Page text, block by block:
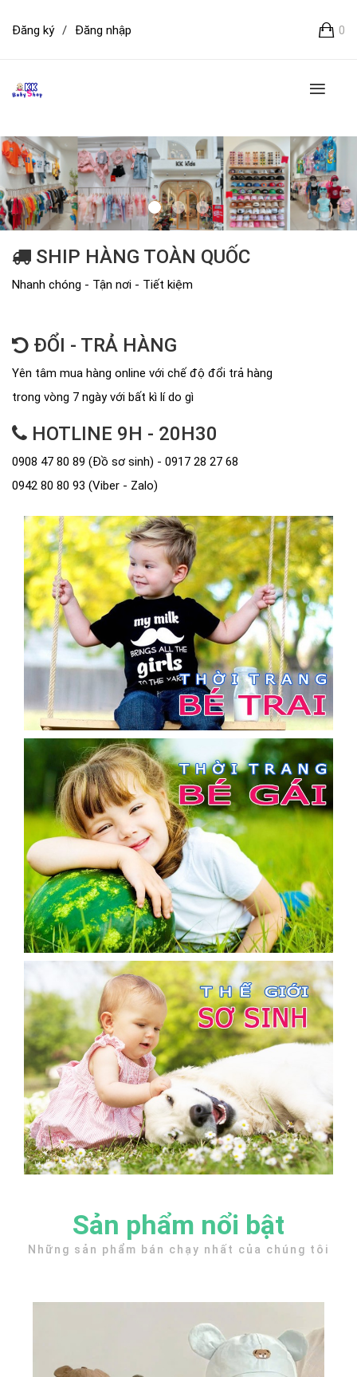
0
Đăng ký / Đăng nhập
SHIP HÀNG TOÀN QUỐC
Nhanh chóng - Tận nơi - Tiết kiệm
ĐỔI - TRẢ HÀNG
Yên tâm mua hàng online với chế độ đổi trả hàng
trong vòng 7 ngày với bất kì lí do gì
HOTLINE 9H - 20H30
0908 47 80 89 (Đồ sơ sinh) - 0917 28 27 68
0942 80 80 93 (Viber - Zalo)
Sản phẩm nổi bật
Những sản phẩm bán chạy nhất của chúng tôi